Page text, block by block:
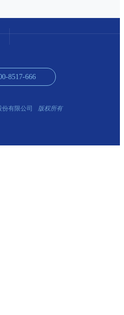
8517-666
有限公司 版权所有